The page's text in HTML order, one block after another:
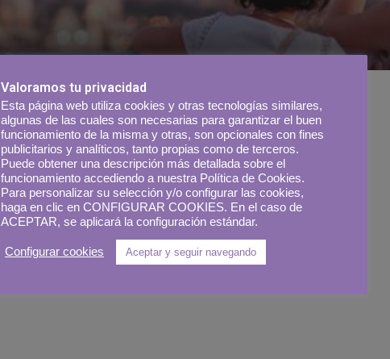
Valoramos tu privacidad
Esta página web utiliza cookies y otras tecnologías similares,
algunas de las cuales son necesarias para garantizar el buen
funcionamiento de la misma y otras, son opcionales con fines
publicitarios y analíticos, tanto propias como de terceros.
Puede obtener una descripción más detallada sobre el
funcionamiento accediendo a nuestra Política de Cookies.
Para personalizar su selección y/o configurar las cookies,
haga en clic en CONFIGURAR COOKIES. En el caso de
ACEPTAR, se aplicará la configuración estándar.
Configurar cookies Aceptar y seguir navegando